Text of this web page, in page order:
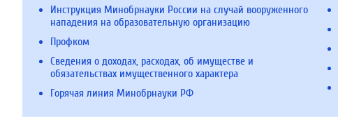
Инструкция Минобрнауки России на случай вооруженного
нападения на образовательную организацию
Профком
Сведения о доходах, расходах, об имуществе и
обязательствах имущественного характера
Горячая линия Минобрнауки РФ